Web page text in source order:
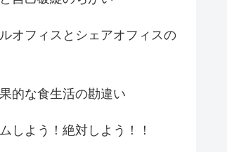
オフィスとシェアオフィスの
的な食生活の勘違い
しよう！絶対しよう！！